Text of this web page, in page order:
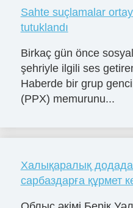
Sahte suçlamalar
tutuklandı
Birkaç gün önce
şehriyle ilgili ses
Haberde bir grup
(PPX) memurunu...
Халықаралық
сарбаздарға құрмет